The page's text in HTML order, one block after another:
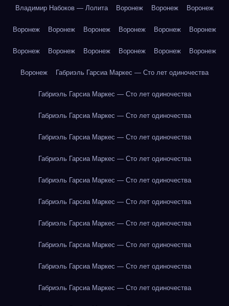
Владимир Набоков — Лолита Воронеж Воронеж Воронеж
Воронеж Воронеж Воронеж Воронеж Воронеж Воронеж
Воронеж Воронеж Воронеж Воронеж Воронеж Воронеж
Воронеж Габриэль Гарсиа Маркес — Сто лет одиночества
Габриэль Гарсиа Маркес — Сто лет одиночества
Габриэль Гарсиа Маркес — Сто лет одиночества
Габриэль Гарсиа Маркес — Сто лет одиночества
Габриэль Гарсиа Маркес — Сто лет одиночества
Габриэль Гарсиа Маркес — Сто лет одиночества
Габриэль Гарсиа Маркес — Сто лет одиночества
Габриэль Гарсиа Маркес — Сто лет одиночества
Габриэль Гарсиа Маркес — Сто лет одиночества
Габриэль Гарсиа Маркес — Сто лет одиночества
Габриэль Гарсиа Маркес — Сто лет одиночества